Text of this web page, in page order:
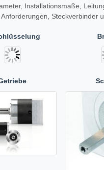
Installationsmaße,
Steckverbinder